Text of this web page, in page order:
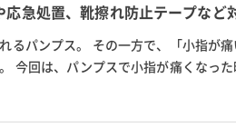
急処置、靴擦れ防止テープなど
るパンプス。 その一方で、「小指が
今回は、パンプスで小指が痛くなっ
すめグッズを紹介。 ...